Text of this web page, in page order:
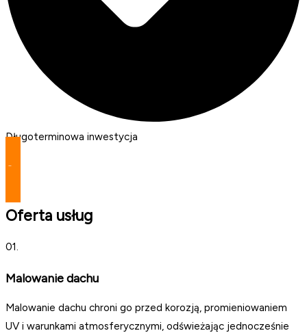
Długoterminowa inwestycja
Czytaj więcej
Oferta usług
01.
Malowanie dachu
Malowanie dachu chroni go przed korozją, promieniowaniem
UV i warunkami atmosferycznymi, odświeżając jednocześnie